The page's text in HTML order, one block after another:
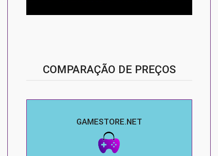
COMPARAÇÃO DE PREÇOS
GAMESTORE.NET